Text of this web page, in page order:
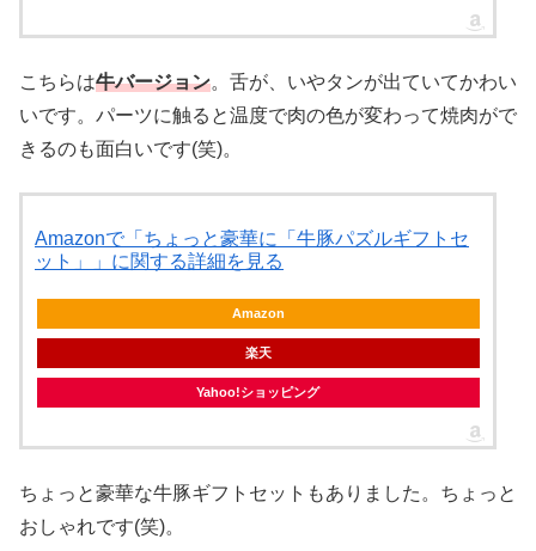
こちらは牛バージョン。舌が、いやタンが出ていてかわい
いです。パーツに触ると温度で肉の色が変わって焼肉がで
きるのも面白いです(笑)。
Amazonで「ちょっと豪華に「牛豚パズルギフトセ
ット」」に関する詳細を見る
Amazon
楽天
Yahoo!ショッピング
ちょっと豪華な牛豚ギフトセットもありました。ちょっと
おしゃれです(笑)。